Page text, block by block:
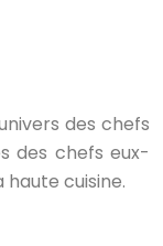
des chefs
des chefs eux-
cuisine.